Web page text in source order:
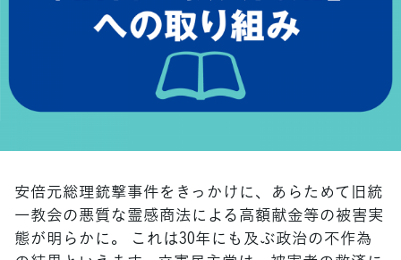
安倍元総理銃撃事件をきっかけに、あらためて旧統
一教会の悪質な霊感商法による高額献金等の被害実
態が明らかに。 これは30年にも及ぶ政治の不作為